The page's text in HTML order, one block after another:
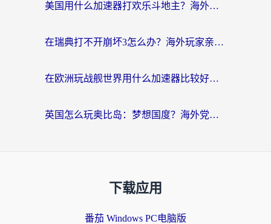
美国用什么加速器打欢乐斗地主？海外党亲测有效的国服游戏加速指南
在瑞典打不开崩坏3怎么办？海外玩家亲测有效的国服游戏加速指南
在欧洲玩战舰世界用什么加速器比较好用？老玩家亲测有效的低延迟方案
英国怎么玩奥比岛：梦想国度？海外党不卡攻略+加速器选择秘籍
下载应用
番茄 Windows PC电脑版